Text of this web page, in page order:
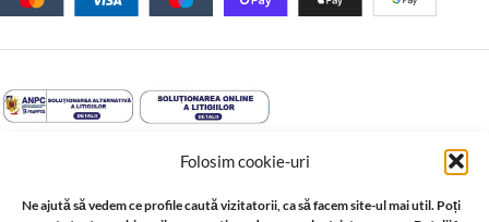
Folosim cookie-uri
Ne ajută să vedem ce profile caută vizitatorii, ca să facem site-ul mai util. Poți